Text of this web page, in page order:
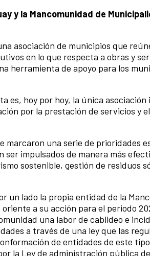
y la Mancomunidad de
asociación de municipios que
en lo que respecta a obras y
herramienta de apoyo para los
es, hoy por hoy, la única
por la prestación de servicios y
marcaron una serie de prioridades
impulsados de manera más
sostenible, gestión de residuos
un lado la propia entidad de la
a su acción para el periodo
una labor de cabildeo e
a través de una ley que las
de entidades de este
la Ley de administración pública